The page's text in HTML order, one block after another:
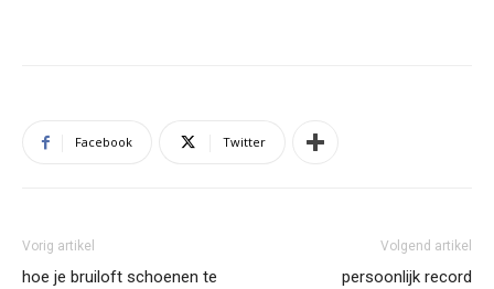
Facebook Twitter
Vorig artikel
hoe je bruiloft schoenen te
Volgend artikel
persoonlijk record